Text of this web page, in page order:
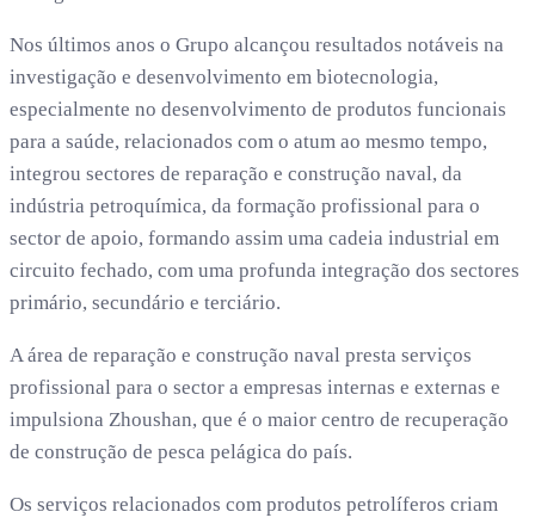
Nos últimos anos o Grupo alcançou resultados notáveis na
investigação e desenvolvimento em biotecnologia,
especialmente no desenvolvimento de produtos funcionais
para a saúde, relacionados com o atum ao mesmo tempo,
integrou sectores de reparação e construção naval, da
indústria petroquímica, da formação profissional para o
sector de apoio, formando assim uma cadeia industrial em
circuito fechado, com uma profunda integração dos sectores
primário, secundário e terciário.
A área de reparação e construção naval presta serviços
profissional para o sector a empresas internas e externas e
impulsiona Zhoushan, que é o maior centro de recuperação
de construção de pesca pelágica do país.
Os serviços relacionados com produtos petrolíferos criam